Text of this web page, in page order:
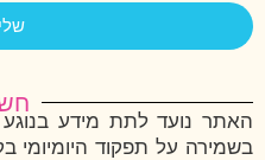
האתר נועד לתת מידע
בשמירה על תפקוד היומיומי